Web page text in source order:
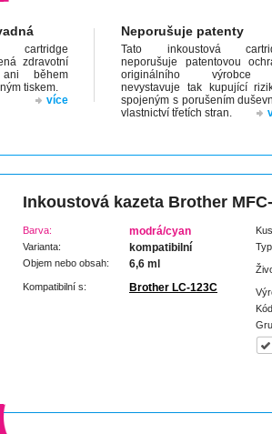
cartridge
zdravotní
během
tiskem.
více
Neporušuje patenty
Tato inkoustová
neporušuje patentovou
originálního
nevystavuje tak kupující
spojeným s porušením
vlastnictví třetích stran.
Inkoustová kazeta Brother
Barva: modrá/cyan
Varianta: kompatibilní
Objem nebo obsah: 6,6 ml
Kompatibilní s: Brother LC-123C